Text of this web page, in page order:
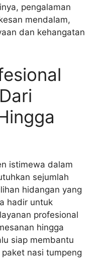
pengalaman
mendalam,
dan kehangatan
istimewa dalam
sejumlah
hidangan yang
hadir untuk
profesional
hingga
siap membantu
nasi tumpeng